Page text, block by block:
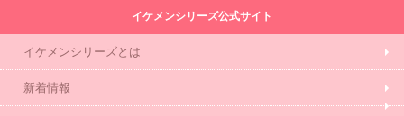
イケメンシリーズ公式サイト
イケメンシリーズとは
新着情報